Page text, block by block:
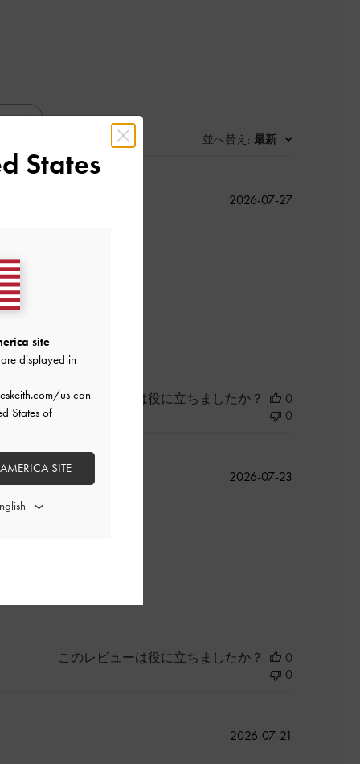
並べ替え : 最新
🙂‍↕️
かった
公
2026-07-27
このレビューは役に立ちましたか？
0
0
公
2026-07-23
このレビューは役に立ちましたか？
0
0
2026-07-21
States
site
displayed in
uscan
States of
SITE